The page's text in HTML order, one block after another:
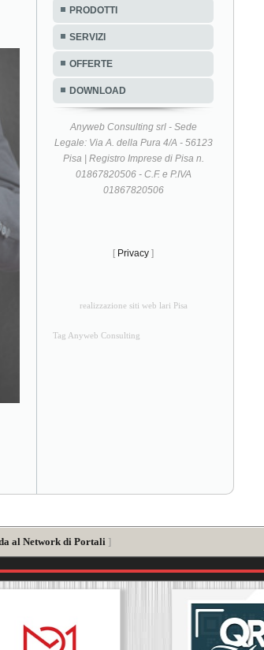
PRODOTTI
SERVIZI
OFFERTE
DOWNLOAD
Anyweb Consulting srl - Sede
Legale: Via A. della Pura 4/A - 56123
Pisa | Registro Imprese di Pisa n.
01867820506 - C.F. e P.IVA
01867820506
[ Privacy ]
realizzazione siti web lari Pisa
Tag Anyweb Consulting
al Network di Portali ]